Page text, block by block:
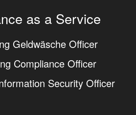
as a Service
Geldwäsche Officer
Compliance Officer
Security Officer